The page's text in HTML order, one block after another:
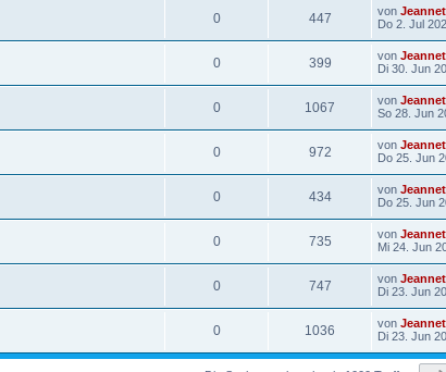
0 447 von
Do 2. Jul
0 399 von
Di 30. Jun
0 1067 von
So 28. Jun
0 972 von
Do 25. Jun
0 434 von
Do 25. Jun
0 735 von
Mi 24. Jun
0 747 von
Di 23. Jun
0 1036 von
Di 23. Jun